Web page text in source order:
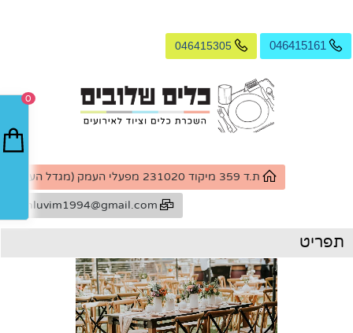
046415161
046415305
ת.ד 359 מיקוד 231020 מפעלי העמק (מגדל העמק)
k.shluvim1994@gmail.com
תפריט
0